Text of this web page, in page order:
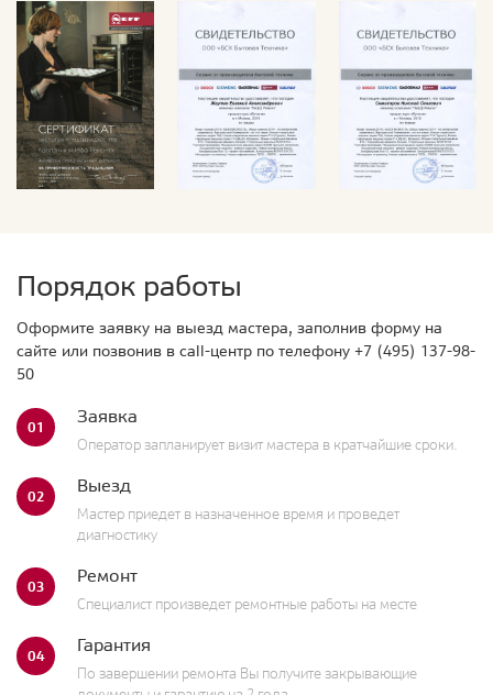
Порядок работы
Оформите заявку на выезд мастера, заполнив форму на
сайте или позвонив в call-центр по телефону +7 (495) 137-98-
50
01 Заявка
Оператор запланирует визит мастера в кратчайшие сроки.
02 Выезд
Мастер приедет в назначенное время и проведет
диагностику
03 Ремонт
Специалист произведет ремонтные работы на месте
04 Гарантия
По завершении ремонта Вы получите закрывающие